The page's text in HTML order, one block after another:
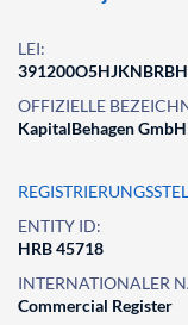
LEI:
OFFIZIELLE
KapitalBehagen GmbH
ENTITY ID:
HRB 45718
INTERNATIONALER
Commercial Register